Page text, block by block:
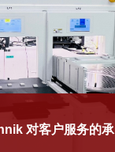
对客户服务的承